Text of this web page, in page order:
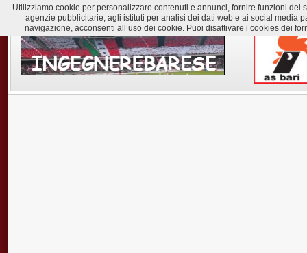
Utilizziamo cookie per personalizzare contenuti e annunci, fornire funzioni
agenzie pubblicitarie, agli istituti per analisi dei dati web e ai social media
navigazione, acconsenti all’uso dei cookie. Puoi disattivare i cookies dei